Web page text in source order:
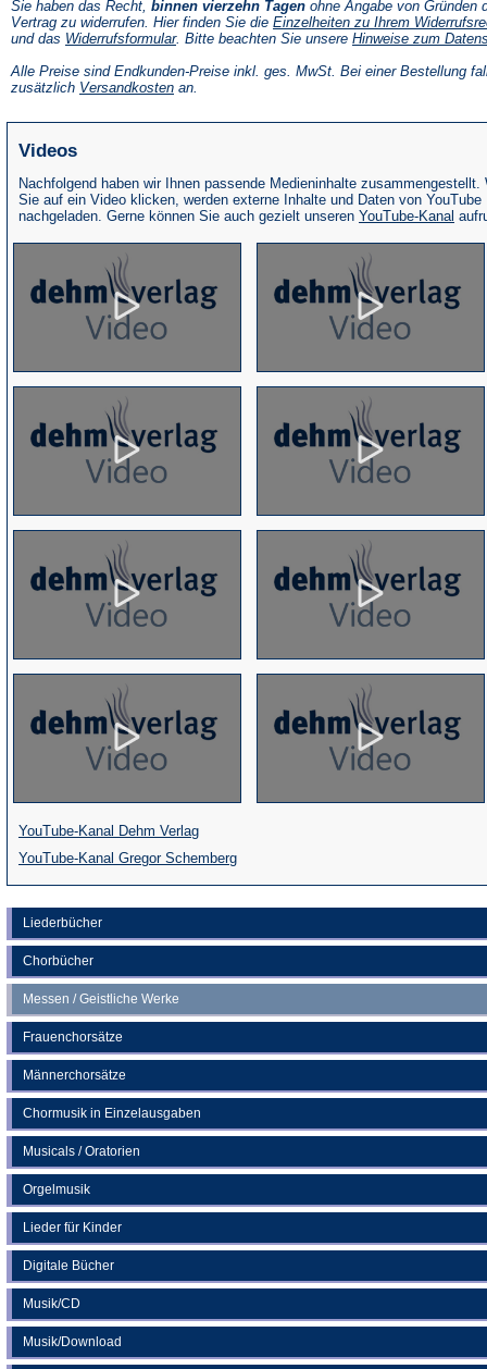
Liederbücher
Chorbücher
Messen / Geistliche Werke
Frauenchorsätze
Männerchorsätze
Chormusik in Einzelausgaben
Musicals / Oratorien
Orgelmusik
Lieder für Kinder
Digitale Bücher
Musik/CD
Musik/Download
Sie haben das Recht, binnen vierzehn Tagen ohne Angabe von Gründen
Vertrag zu widerrufen. Hier finden Sie die Einzelheiten zu Ihrem
und das Widerrufsformular(Öffnet
einem
neuen
. Bitte beachten Sie unsere Hinweise zum
Alle Preise sind Endkunden-Preise inkl. ges. MwSt. Bei einer Bestellung
zusätzlich Versandkosten(Öffnet
an.
Videos
Nachfolgend haben wir Ihnen passende Medieninhalte zusammengestellt.
Sie auf ein Video klicken, werden externe Inhalte und Daten von YouTube
nachgeladen. Gerne können Sie auch gezielt unseren YouTube-Kanal
YouTube-Kanal Dehm Verlag(Öffnet
in
einem
neuen
Tab)
YouTube-Kanal Gregor Schemberg(Öffnet
in
einem
neuen